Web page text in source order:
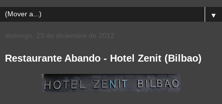
▼
domingo, 23 de diciembre de 2012
Restaurante Abando - Hotel Zenit (Bilbao)